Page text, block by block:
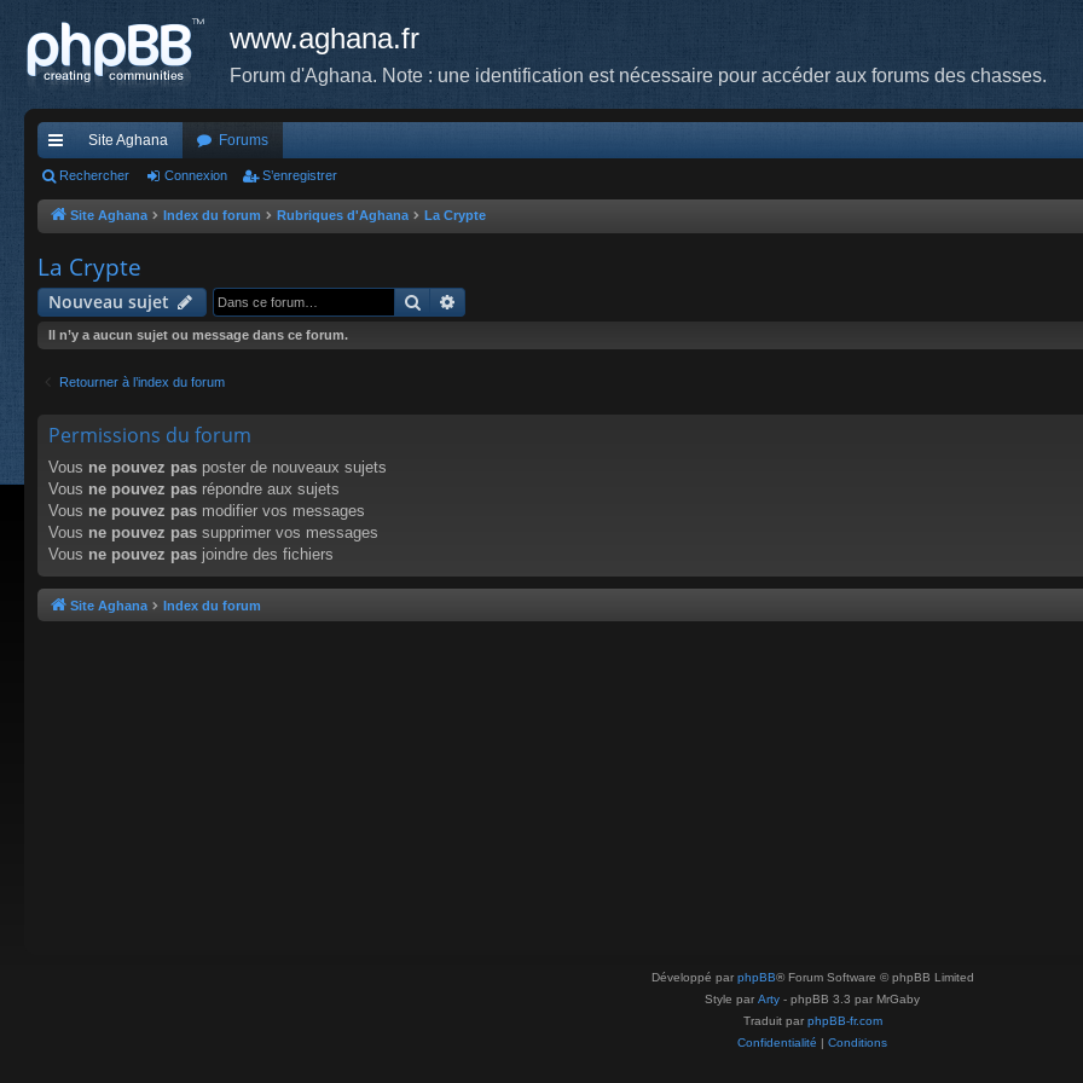
www.aghana.fr
Forum d'Aghana. Note : une identification est nécessaire pour accéder aux forums des chasses.
cc
ès
pi
de
Site Aghana Forums
Rechercher Connexion S’enregistrer
Site Aghana Index du forum Rubriques d'Aghana La Crypte
La Crypte
Nouveau sujet Rechercher
Il n’y a aucun sujet ou message dans ce forum.
Retourner à l’index du forum
Permissions du forum
Vous ne pouvez pas poster de nouveaux sujets
Vous ne pouvez pas répondre aux sujets
Vous ne pouvez pas modifier vos messages
Vous ne pouvez pas supprimer vos messages
Vous ne pouvez pas joindre des fichiers
Site Aghana Index du forum
Développé par phpBB® Forum Software © phpBB Limited
Style par Arty - phpBB 3.3 par MrGaby
Traduit par phpBB-fr.com
Confidentialité | Conditions